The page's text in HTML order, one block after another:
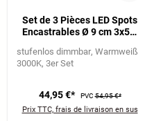
Set de 3 Pièces LED Spots
Encastrables Ø 9 cm 3x5W
stufenlos dimmbar Warmweiß
3000K 3er Set
44,95 €* PVC54,95 €*
Prix TTC, frais de livraison en sus